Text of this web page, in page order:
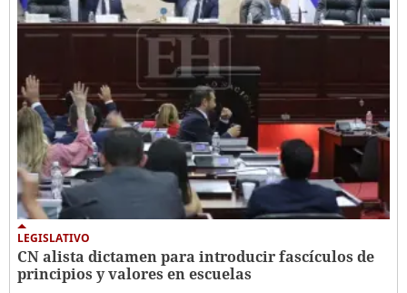
LEGISLATIVO
CN alista dictamen para introducir fascículos de
principios y valores en escuelas